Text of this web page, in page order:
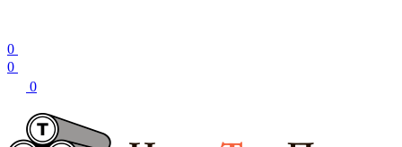
0
0
0